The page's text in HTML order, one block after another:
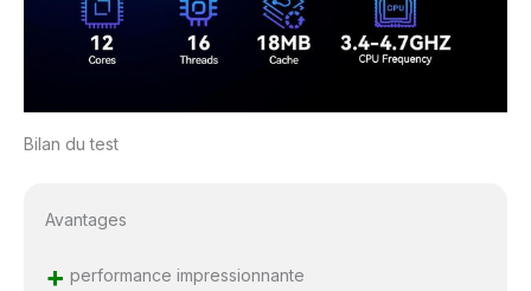
Bilan du test
Avantages
+ performance impressionnante